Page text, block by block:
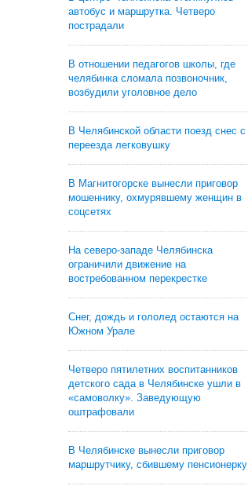
автобус и маршрутка. Четверо
пострадали
В отношении педагогов школы, где
челябинка сломала позвоночник,
возбудили уголовное дело
В Челябинской области поезд снес с
переезда легковушку
В Магнитогорске вынесли приговор
мошеннику, охмурявшему женщин в
соцсетях
На северо-западе Челябинска
ограничили движение на
востребованном перекрестке
Снег, дождь и гололед остаются на
Южном Урале
Четверо пятилетних воспитанников
детского сада в Челябинске ушли в
«самоволку». Заведующую
оштрафовали
В Челябинске вынесли приговор
маршрутчику, сбившему пенсионерку